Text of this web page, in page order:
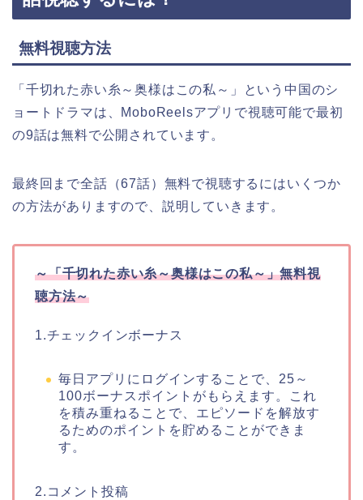
無料視聴方法
「千切れた赤い糸～奥様はこの私～」
という中国のシ
ョートドラマは、MoboReelsアプリで視聴可能で最初
の9話は無料で公開されています。
最終回まで全話（67話）無料で視聴するにはいくつか
の方法がありますので、説明していきます。
～「千切れた赤い糸～奥様はこの私～」無料視
聴方法～
1.チェックインボーナス
毎日アプリにログインすることで、25～
100ボーナスポイントがもらえます。これ
を積み重ねることで、エピソードを解放す
るためのポイントを貯めることができま
す。
2.コメント投稿